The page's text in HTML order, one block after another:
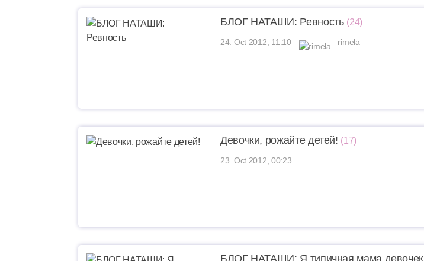
БЛОГ НАТАШИ: Ревность (24)
24. Oct 2012, 11:10 rimela
Девочки, рожайте детей! (17)
23. Oct 2012, 00:23
БЛОГ НАТАШИ: Я типичная мама девочек